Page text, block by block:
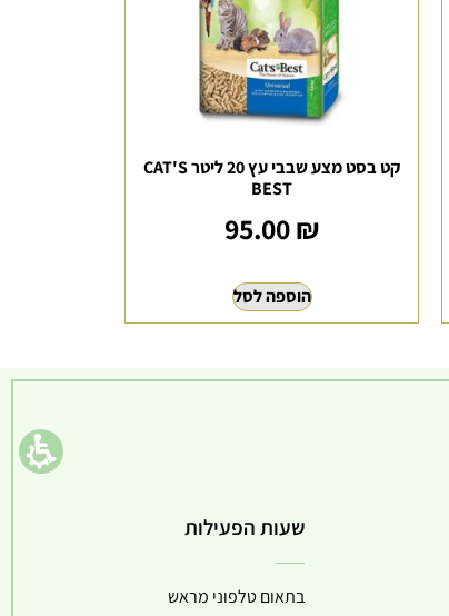
קט בסט מצע שבבי עץ 20 ליטר CAT'S
BEST
95.00₪
הוספה לסל
שעות הפעילות
בתאום טלפוני מראש